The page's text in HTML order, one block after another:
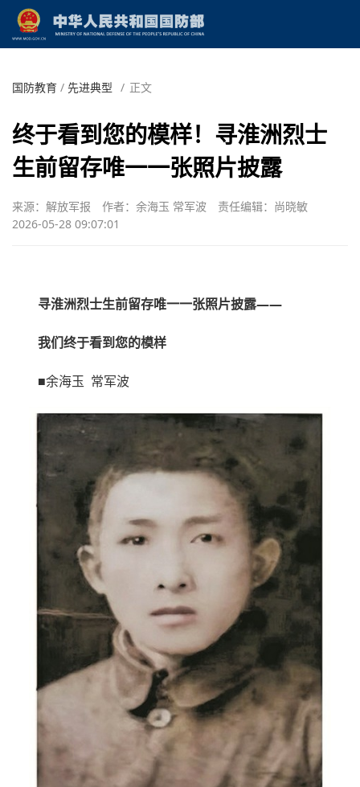
国防教育 / 先进典型 / 正文
终于看到您的模样！寻淮洲烈士
生前留存唯一一张照片披露
来源：解放军报 作者：余海玉 常军波
责任编辑：尚晓敏
2026-05-28 09:07:01
寻淮洲烈士生前留存唯一一张照片披露——
我们终于看到您的模样
■余海玉 常军波